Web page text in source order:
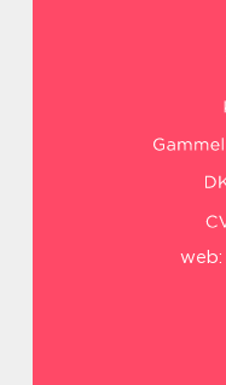
web: